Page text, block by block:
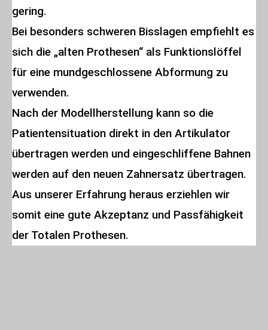
gering.
Bei besonders schweren Bisslagen empfiehlt es
sich die „alten Prothesen“ als Funktionslöffel
für eine mundgeschlossene Abformung zu
verwenden.
Nach der Modellherstellung kann so die
Patientensituation direkt in den Artikulator
übertragen werden und eingeschliffene Bahnen
werden auf den neuen Zahnersatz übertragen.
Aus unserer Erfahrung heraus erziehlen wir
somit eine gute Akzeptanz und Passfähigkeit
der Totalen Prothesen.